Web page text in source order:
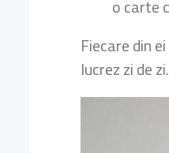
o carte
Fiecare din
lucrez zi de zi.